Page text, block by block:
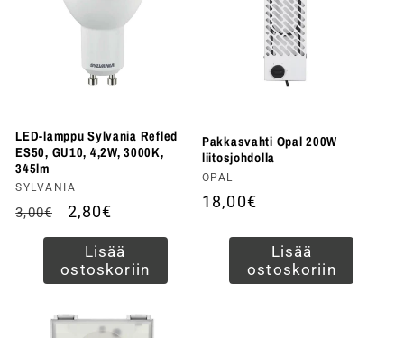
LED-lamppu Sylvania Refled
ES50, GU10, 4,2W, 3000K,
345lm
Myyjä:
SYLVANIA
Normaalihinta
3,00€ Alennushinta
2,80€
Lisää
ostoskoriin
Pakkasvahti Opal 200W
liitosjohdolla
Myyjä:
OPAL
Normaalihinta
18,00€
Lisää
ostoskoriin